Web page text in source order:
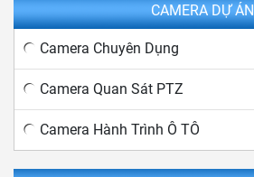
CAMERA DỰ ÁN
Camera Chuyên Dụng
Camera Quan Sát PTZ
Camera Hành Trình Ô TÔ